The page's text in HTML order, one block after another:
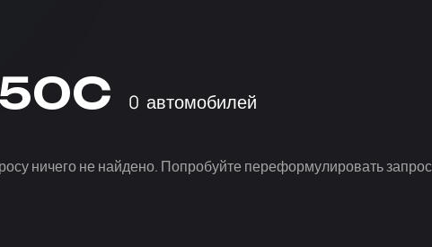
0 автомобилей
ничего не найдено. Попробуйте переформулировать